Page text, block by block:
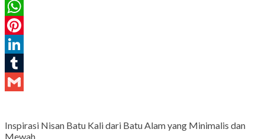
Twitter
WhatsApp
Pinterest
LinkedIn
Tumblr
Inspirasi Nisan Batu Kali dari Batu Alam yang Minimalis dan
Mewah